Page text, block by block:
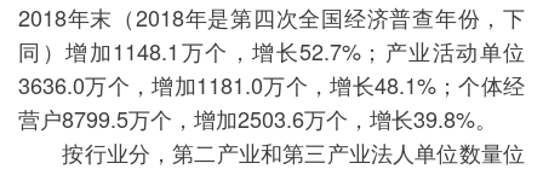
2018年末（2018年是第四次全国经济普查年份，下
同）增加1148.1万个，增长52.7%；产业活动单位
3636.0万个，增加1181.0万个，增长48.1%；个体经
营户8799.5万个，增加2503.6万个，增长39.8%。
按行业分，第二产业和第三产业法人单位数量位